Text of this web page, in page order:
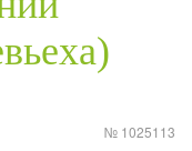
№ 1025113